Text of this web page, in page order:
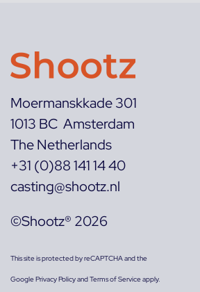
Moermanskkade 301
1013 BC Amsterdam
The Netherlands
+31 (0)88 141 14 40
casting@shootz.nl
©Shootz® 2026
This site is protected by reCAPTCHA and the
GooglePrivacy PolicyandTerms of Serviceapply.